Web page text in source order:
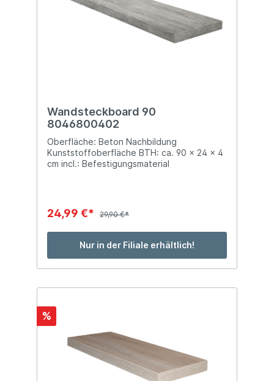
Wandsteckboard 90
8046800402
Oberfläche: Beton Nachbildung
Kunststoffoberfläche BTH: ca. 90 x 24 x 4
cm incl.: Befestigungsmaterial
24,99 €* 29,90 €*
Nur in der Filiale erhältlich!
%